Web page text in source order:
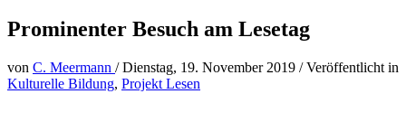
Prominenter Besuch am Lesetag
von C. Meermann /Dienstag, 19. November 2019 /Veröffentlicht in
Kulturelle Bildung, Projekt Lesen